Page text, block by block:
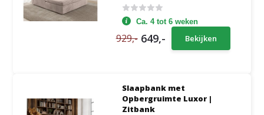
Ca. 4 tot 6 weken
929,- 649,- Bekijken
Slaapbank met
Opbergruimte Luxor |
Zitbank